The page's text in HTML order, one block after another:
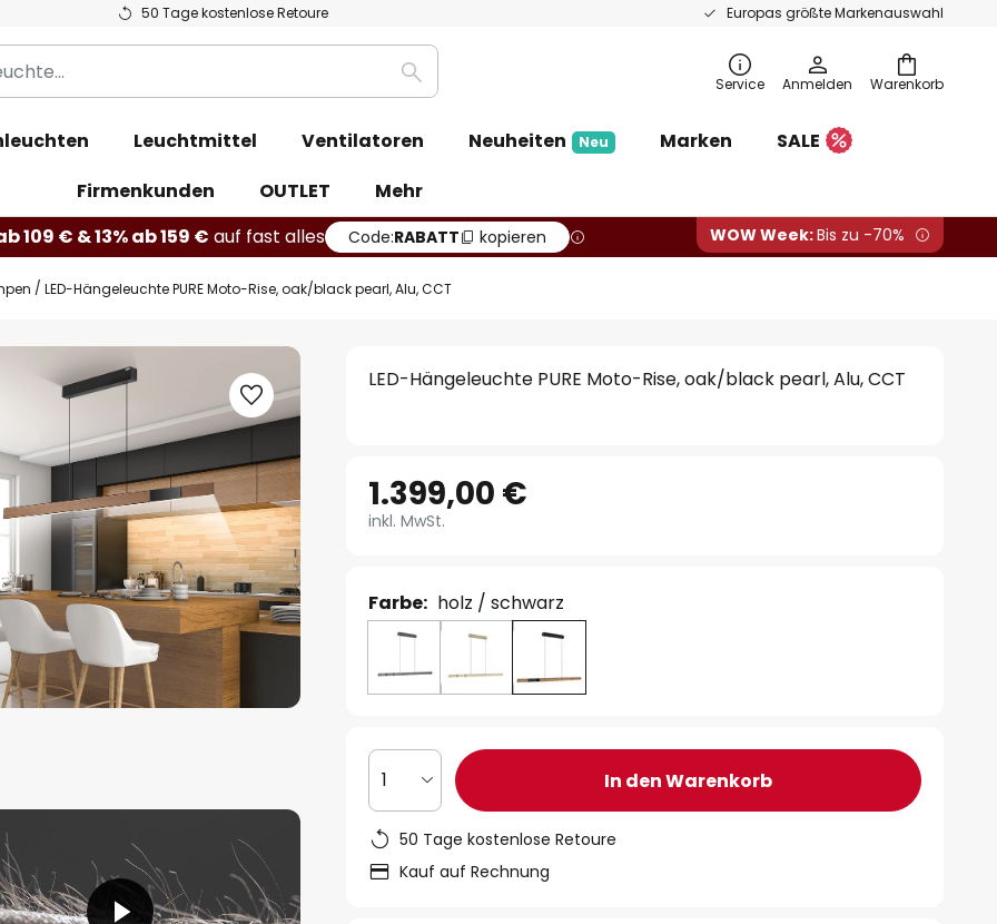
50 Tage kostenlose Retoure Europas größte Markenauswahl
Warenkorb
Suche Service Anmelden
Leuchtmittel Ventilatoren Neuheiten Neu Marken
SALE
Firmenkunden
OUTLET
Mehr
109 € & 13% ab 159 € auf fast alles Code:RABATT kopieren WOW Week:Bis zu -70%
LED-Hängeleuchte PURE Moto-Rise, oak/black pearl, Alu, CCT
LED-Hängeleuchte PURE Moto-Rise, oak/black pearl, Alu, CCT
1.399,00 €
inkl. MwSt.
Farbe: holz / schwarz
1 In den Warenkorb
50 Tage kostenlose Retoure
Kauf auf Rechnung